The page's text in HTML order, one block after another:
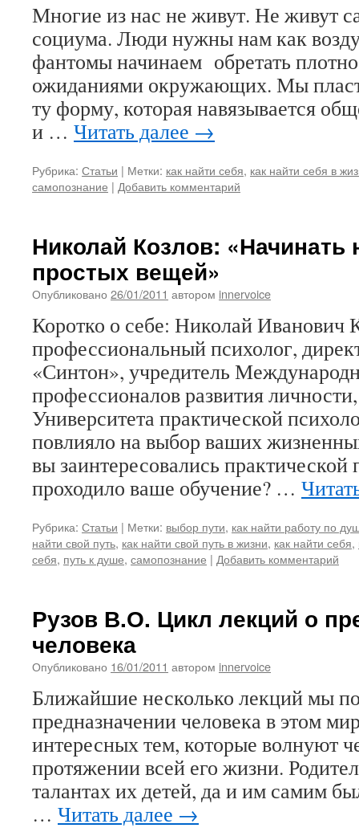
Многие из нас не живут. Не живут
социума. Люди нужны нам как
фантомы начинаем обретать
ожиданиями окружающих. Мы
ту форму, которая навязывается
и … Читать далее →
Рубрика: Статьи | Метки: как найти себя, как найти себя в
самопознание | Добавить комментарий
Николай Козлов:
простых вещей»
Опубликовано 26/01/2011 автором innervoice
Коротко о себе: Николай Иванович
профессиональный психолог,
«Синтон», учредитель
профессионалов развития
Университета практической
повлияло на выбор ваших
вы заинтересовались практической
проходило ваше обучение? …
Рубрика: Статьи | Метки: выбор пути, как найти работу по
найти свой путь, как найти свой путь в жизни, как найти себя,
себя, путь к душе, самопознание | Добавить комментарий
Рузов В.О. Цикл лекций о
человека
Опубликовано 16/01/2011 автором innervoice
Ближайшие несколько лекций мы
предназначении человека в этом
интересных тем, которые волнуют
протяжении всей его жизни.
талантах их детей, да и им самим
… Читать далее →